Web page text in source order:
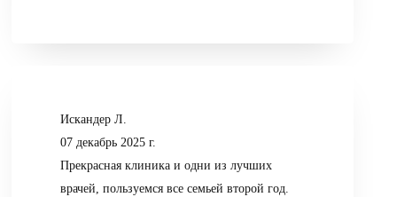
Искандер Л.
07 декабрь 2025 г.
Прекрасная клиника и одни из лучших
врачей, пользуемся все семьей второй год.